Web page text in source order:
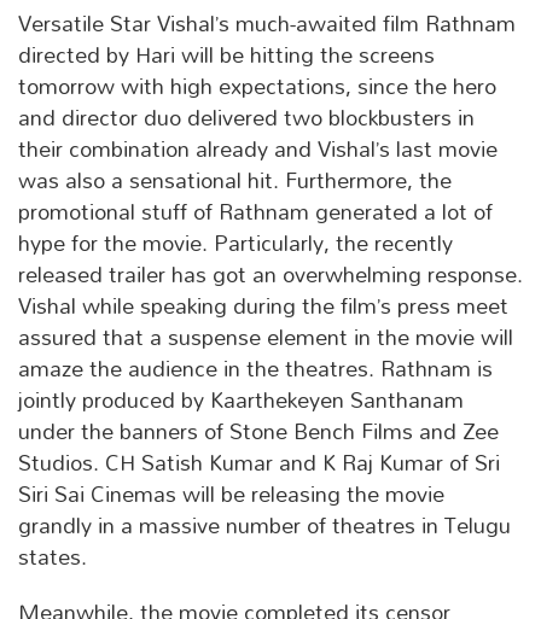
Versatile Star Vishal’s much-awaited film Rathnam
directed by Hari will be hitting the screens
tomorrow with high expectations, since the hero
and director duo delivered two blockbusters in
their combination already and Vishal’s last movie
was also a sensational hit. Furthermore, the
promotional stuff of Rathnam generated a lot of
hype for the movie. Particularly, the recently
released trailer has got an overwhelming response.
Vishal while speaking during the film’s press meet
assured that a suspense element in the movie will
amaze the audience in the theatres. Rathnam is
jointly produced by Kaarthekeyen Santhanam
under the banners of Stone Bench Films and Zee
Studios. CH Satish Kumar and K Raj Kumar of Sri
Siri Sai Cinemas will be releasing the movie
grandly in a massive number of theatres in Telugu
states.